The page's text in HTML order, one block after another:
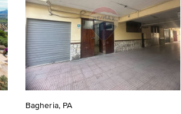
Bagheria, PA